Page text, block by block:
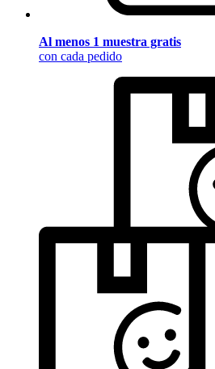
Al menos 1 muestra gratis
con cada pedido